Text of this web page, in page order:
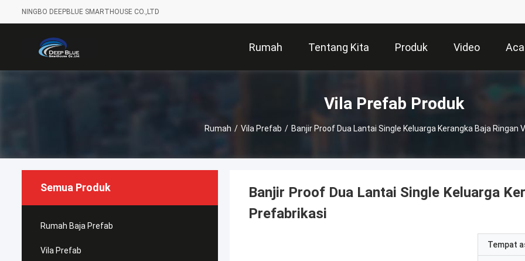
NINGBO DEEPBLUE SMARTHOUSE CO.,LTD
Rumah Tentang Kita Produk Video
Vila Prefab Produk
Rumah / Vila Prefab / Banjir Proof Dua Lantai Single Keluarga Kerangka Baja Ringan
Semua Produk
Rumah Baja Prefab
Vila Prefab
Banjir Proof Dua Lantai Single Keluarga
Prefabrikasi
Tempat